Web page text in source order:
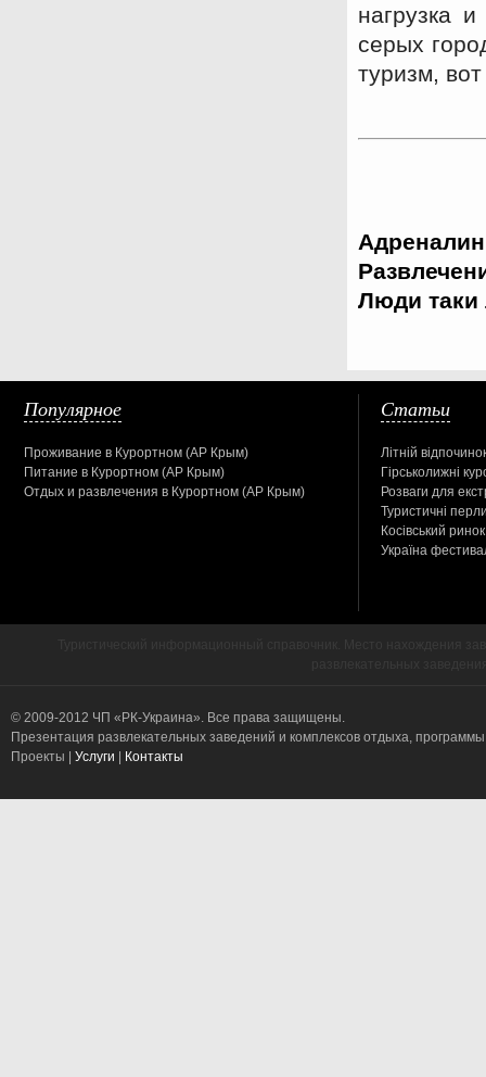
нагрузка
серых
туризм,
Люди таки
Популярное
Проживание в Курортном (АР Крым)
Питание в Курортном (АР Крым)
Отдых и развлечения в Курортном (АР Крым)
Статьи
Літній
Гірськолижні
Розваги для
Туристичні
Косівський ринок
Україна
© 2009-2012 ЧП «РК-Украина». Все права защищены.
Презентация развлекательных заведений и комплексов отдыха,
Проекты | Услуги Контакты